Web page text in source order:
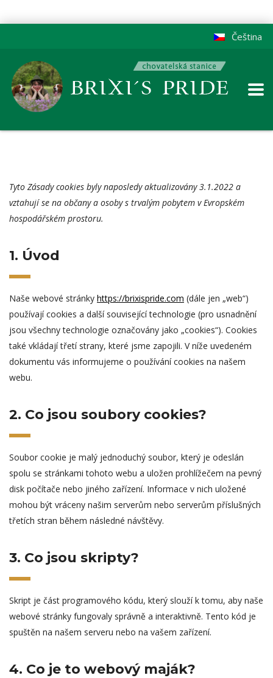
Čeština
Tyto Zásady cookies byly naposledy aktualizovány 3.1.2022 a
vztahují se na občany a osoby s trvalým pobytem v Evropském
hospodářském prostoru.
1. Úvod
Naše webové stránky https://brixispride.com (dále jen „web“)
používají cookies a další související technologie (pro usnadnění
jsou všechny technologie označovány jako „cookies“). Cookies
také vkládají třetí strany, které jsme zapojili. V níže uvedeném
dokumentu vás informujeme o používání cookies na našem
webu.
2. Co jsou soubory cookies?
Soubor cookie je malý jednoduchý soubor, který je odeslán
spolu se stránkami tohoto webu a uložen prohlížečem na pevný
disk počítače nebo jiného zařízení. Informace v nich uložené
mohou být vráceny našim serverům nebo serverům příslušných
třetích stran během následné návštěvy.
3. Co jsou skripty?
Skript je část programového kódu, který slouží k tomu, aby naše
webové stránky fungovaly správně a interaktivně. Tento kód je
spuštěn na našem serveru nebo na vašem zařízení.
4. Co je to webový maják?